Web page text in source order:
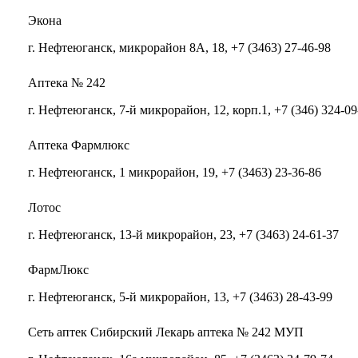
Экона
г. Нефтеюганск, микрорайон 8А, 18, +7 (3463) 27-46-98
Аптека № 242
г. Нефтеюганск, 7-й микрорайон, 12, корп.1, +7 (346) 324-
Аптека Фармлюкс
г. Нефтеюганск, 1 микрорайон, 19, +7 (3463) 23-36-86
Лотос
г. Нефтеюганск, 13-й микрорайон, 23, +7 (3463) 24-61-37
ФармЛюкс
г. Нефтеюганск, 5-й микрорайон, 13, +7 (3463) 28-43-99
Сеть аптек Сибирский Лекарь аптека № 242 МУП